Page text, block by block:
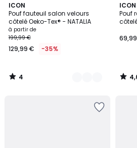
ICON
Pouf fauteuil salon velours
côtelé Oeko-Tex® - NATALIA
à partir de
199,99 €
129,99 € -35%
4
/
5
8
Couleurs
4
/
ICON
Pouf
4,6
/ 5
6
/